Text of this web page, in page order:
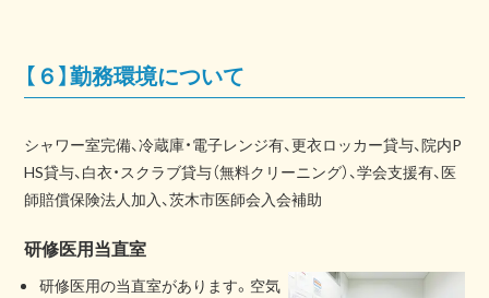
【６】勤務環境について
シャワー室完備、冷蔵庫・電子レンジ有、更衣ロッカー貸与、院内P
HS貸与、白衣・スクラブ貸与（無料クリーニング）、学会支援有、医
師賠償保険法人加入、茨木市医師会入会補助
研修医用当直室
研修医用の当直室があります。空気